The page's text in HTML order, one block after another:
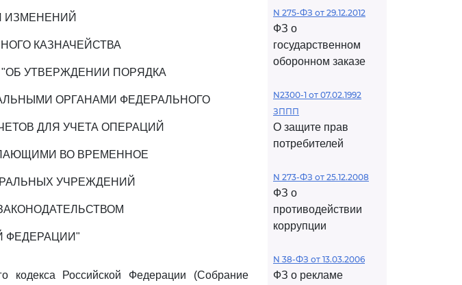
ИЗМЕНЕНИЙ
КАЗНАЧЕЙСТВА
"ОБ УТВЕРЖДЕНИИ ПОРЯДКА
ОРГАНАМИ ФЕДЕРАЛЬНОГО
ДЛЯ УЧЕТА ОПЕРАЦИЙ
ВО ВРЕМЕННОЕ
УЧРЕЖДЕНИЙ
ФЕДЕРАЦИИ"
кодекса Российской Федерации (Собрание
N 275-ФЗ от 29.12.2012
ФЗ о
государственном
оборонном заказе
N2300-1 от 07.02.1992
ЗППП
О защите прав
потребителей
N 273-ФЗ от 25.12.2008
ФЗ о
противодействии
коррупции
N 38-ФЗ от 13.03.2006
ФЗ о рекламе